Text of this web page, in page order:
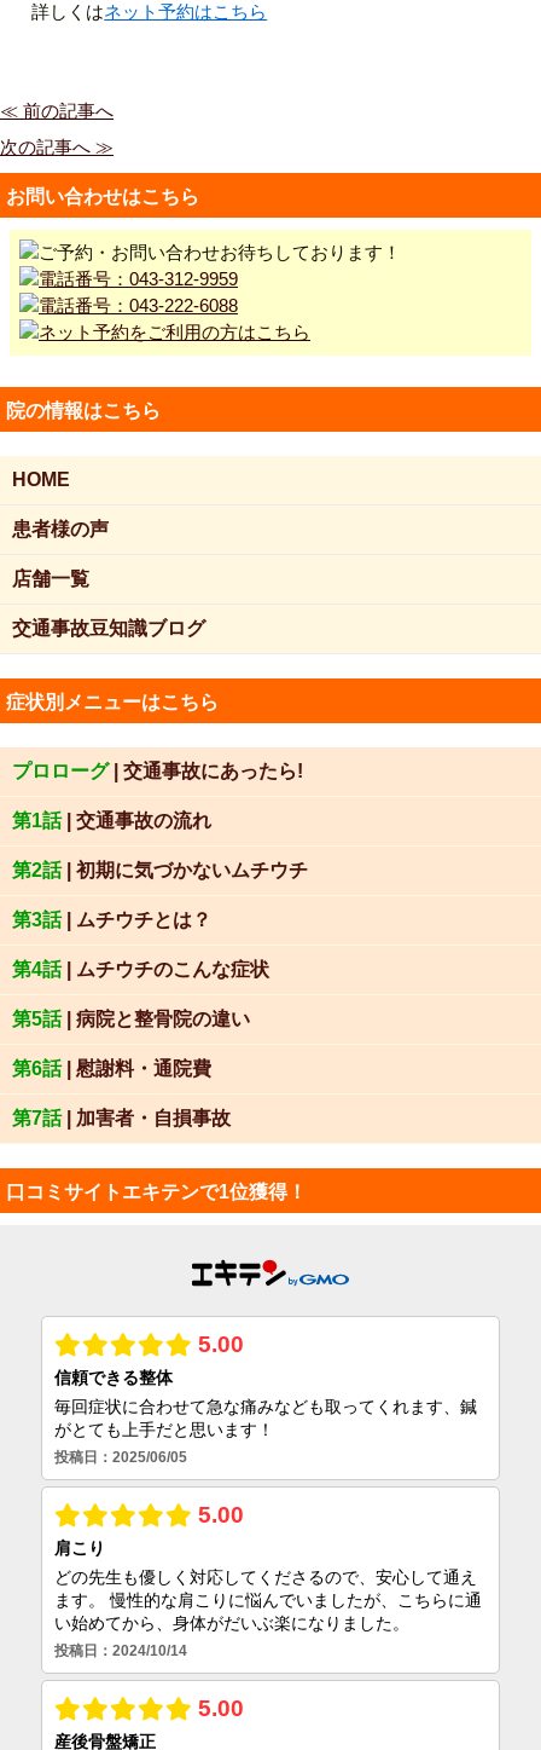
詳しくはネット予約はこちら
≪ 前の記事へ
次の記事へ ≫
お問い合わせはこちら
院の情報はこちら
HOME
患者様の声
店舗一覧
交通事故豆知識ブログ
症状別メニューはこちら
プロローグ| 交通事故にあったら!
第1話| 交通事故の流れ
第2話| 初期に気づかないムチウチ
第3話| ムチウチとは？
第4話| ムチウチのこんな症状
第5話| 病院と整骨院の違い
第6話| 慰謝料・通院費
第7話| 加害者・自損事故
口コミサイトエキテンで1位獲得！